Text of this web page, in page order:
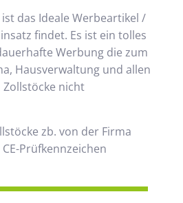
das Ideale Werbeartikel /
findet. Es ist ein tolles
Werbung die zum
Hausverwaltung und allen
Zollstöcke nicht
zb. von der Firma
Prüfkennzeichen